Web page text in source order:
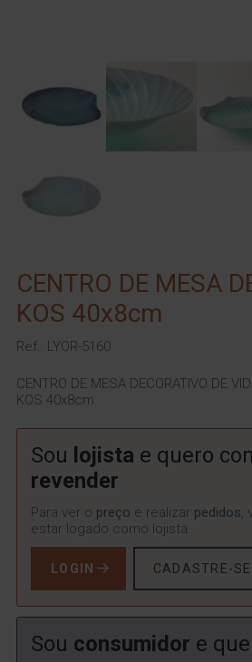
CENTRO DE MESA
KOS 40x8cm
Ref.: LYOR-5160
CENTRO DE MESA DECORATIVO DE
KOS 40x8cm
Sou lojista e quero
revender
Para ver o preço e realizar pedidos,
estar logado como lojista.
LOGIN CADASTRE-SE
Sou consumidor e